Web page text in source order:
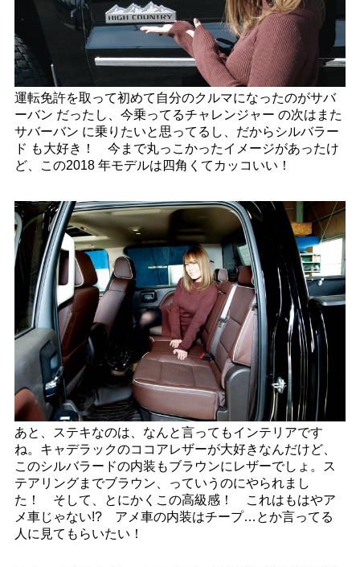
運転免許を取って初めて自分のクルマになったのがサバ
ーバン だったし、今乗ってるチャレンジャー の次はまた
サバーバン に乗りたいと思ってるし、だからシルバラー
ド も大好き！ 今まで丸っこかったイメージがあったけ
ど、この2018 年モデルは四角くてカッコいい！
あと、ステキなのは、なんと言ってもインテリアです
ね。キャデラックのココアレザーが大好きなんだけど、
このシルバラードの内装もブラウンにレザーでしょ。ス
テアリングまでブラウン、っていうのにやられまし
た！ そして、とにかくこの高級感！ これはもはやア
メ車じゃない!? アメ車の内装はチープ…とか言ってる
人に見てもらいたい！